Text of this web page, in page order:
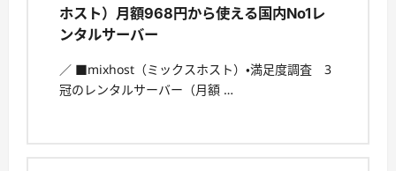
ホスト）月額968円から使える国内No1レ
ンタルサーバー
／ ■mixhost（ミックスホスト）・満足度調査 3
冠のレンタルサーバー（月額 …